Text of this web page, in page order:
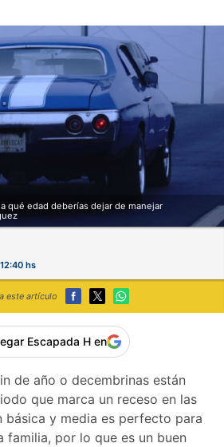
qué edad deberías dejar de manejar
hs
este artículo
Escapada H en
de año o decembrinas están
que marca un receso en las
básica y media es perfecto para
familia, por lo que es un buen